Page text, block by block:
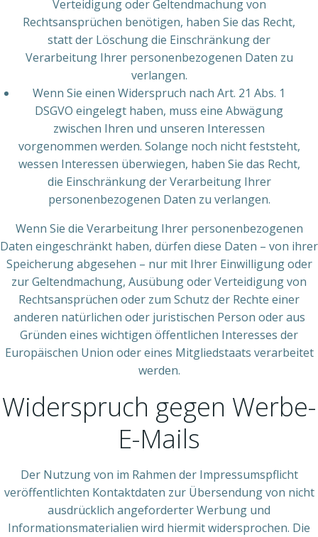
Verteidigung oder Geltendmachung von
Rechtsansprüchen benötigen, haben Sie das Recht,
statt der Löschung die Einschränkung der
Verarbeitung Ihrer personenbezogenen Daten zu
verlangen.
Wenn Sie einen Widerspruch nach Art. 21 Abs. 1
DSGVO eingelegt haben, muss eine Abwägung
zwischen Ihren und unseren Interessen
vorgenommen werden. Solange noch nicht feststeht,
wessen Interessen überwiegen, haben Sie das Recht,
die Einschränkung der Verarbeitung Ihrer
personenbezogenen Daten zu verlangen.
Wenn Sie die Verarbeitung Ihrer personenbezogenen
Daten eingeschränkt haben, dürfen diese Daten – von ihrer
Speicherung abgesehen – nur mit Ihrer Einwilligung oder
zur Geltendmachung, Ausübung oder Verteidigung von
Rechtsansprüchen oder zum Schutz der Rechte einer
anderen natürlichen oder juristischen Person oder aus
Gründen eines wichtigen öffentlichen Interesses der
Europäischen Union oder eines Mitgliedstaats verarbeitet
werden.
Widerspruch gegen Werbe-
E-Mails
Der Nutzung von im Rahmen der Impressumspflicht
veröffentlichten Kontaktdaten zur Übersendung von nicht
ausdrücklich angeforderter Werbung und
Informationsmaterialien wird hiermit widersprochen. Die